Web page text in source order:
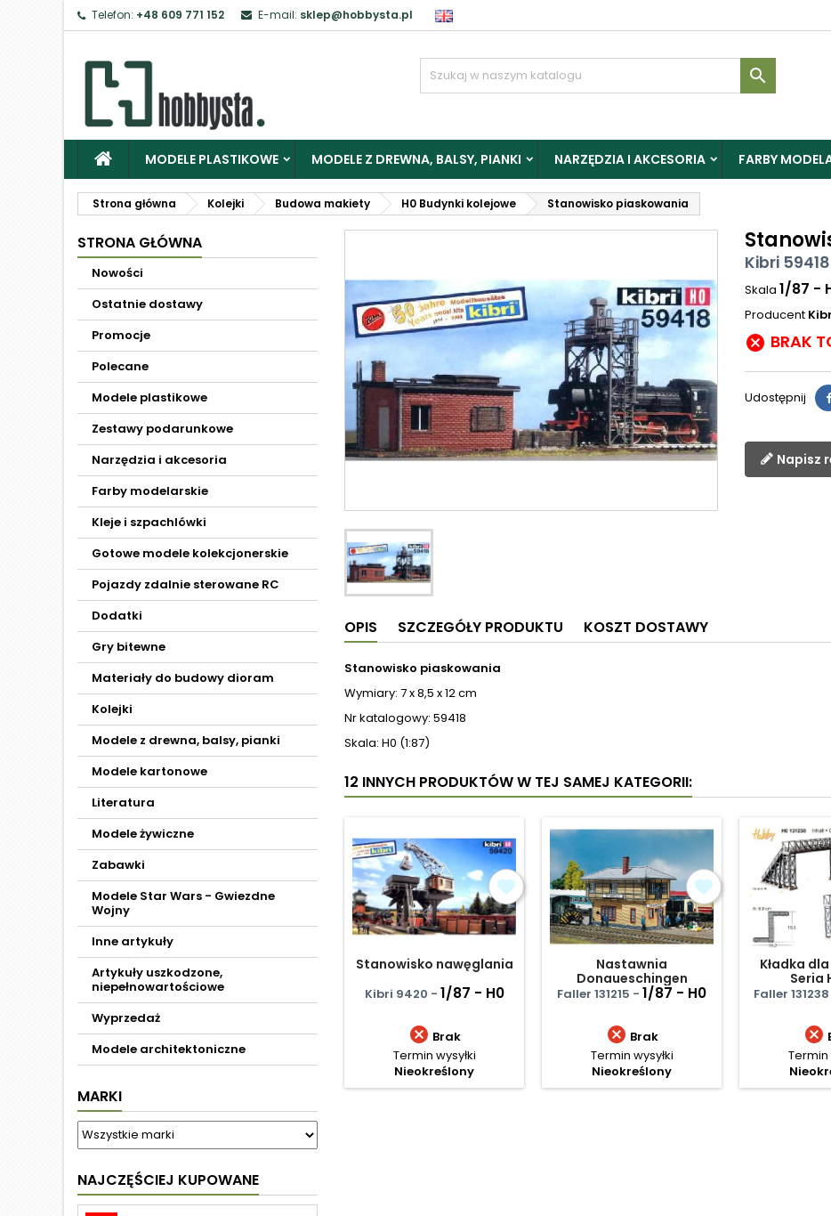
Telefon: +48 609 771 152 E-mail: sklep@hobbysta.pl

MODELE PLASTIKOWE MODELE Z DREWNA, BALSY, PIANKI NARZĘDZIA I AKCESORIA FARBY
Strona główna Kolejki Budowa makiety H0 Budynki kolejowe Stanowisko piaskowania
STRONA GŁÓWNA
Nowości
Ostatnie dostawy
Promocje
Polecane
Modele plastikowe
Zestawy podarunkowe
Narzędzia i akcesoria
Farby modelarskie
Kleje i szpachlówki
Gotowe modele kolekcjonerskie
Pojazdy zdalnie sterowane RC
Dodatki
Gry bitewne
Materiały do budowy dioram
Kolejki
Modele z drewna, balsy, pianki
Modele kartonowe
Literatura
Modele żywiczne
Zabawki
Modele Star Wars - Gwiezdne
Wojny
Inne artykuły
Artykuły uszkodzone,
niepełnowartościowe
Wyprzedaż
Modele architektoniczne
MARKI
NAJCZĘŚCIEJ KUPOWANE
Kibri 59418
Skala 1/87 -
Producent
 BRAK
Udostępnij
Napisz
OPIS SZCZEGÓŁY PRODUKTU KOSZT DOSTAWY
Stanowisko piaskowania
Wymiary: 7 x 8,5 x 12 cm
Nr katalogowy: 59418
Skala: H0 (1:87)
12 INNYCH PRODUKTÓW W TEJ SAMEJ KATEGORII:
Stanowisko nawęglania
Kibri 9420 - 1/87 - H0
 Brak
Termin wysyłki
Nieokreślony
Nastawnia
Donaueschingen
Faller 131215 - 1/87 - H0
 Brak
Termin wysyłki
Nieokreślony
Kładka
Seria
Faller

Termin